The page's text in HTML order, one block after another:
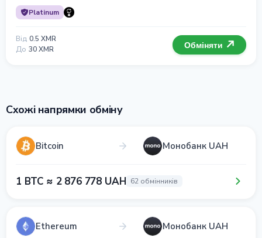
Platinum
Від 0.5 XMR
До 30 XMR Обміняти
Схожі напрямки обміну
Bitcoin Монобанк UAH
1 BTC ≈ 2 876 778 UAH 62 обмінників
Ethereum Монобанк UAH